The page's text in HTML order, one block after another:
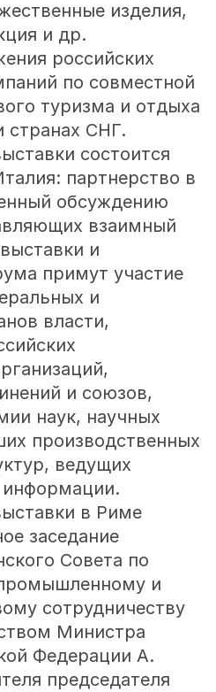
изделия,
и др.
российских
по совместной
туризма и отдыха
странах СНГ.
состоится
партнерство в
обсуждению
взаимный
и
примут участие
и
власти,
и союзов,
наук, научных
производственных
ведущих
информации.
в Риме
заседание
Совета по
и
сотрудничеству
Министра
Федерации А.
председателя